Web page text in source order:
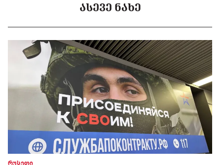
ᲐᲡᲔᲕᲔ ᲜᲐᲮᲔ
რუსეთი